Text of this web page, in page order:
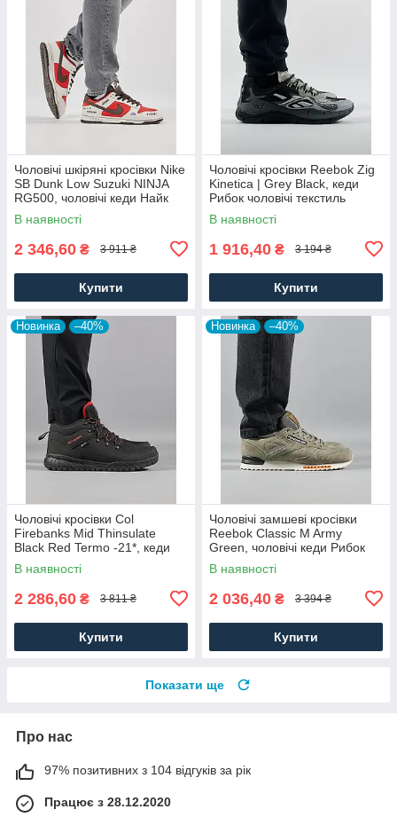
Чоловічі шкіряні кросівки Nike
SB Dunk Low Suzuki NINJA
RG500, чоловічі кеди Найк
червоні, Чоловіче взуття
В наявності
2 346,60 ₴ 3 911 ₴
Купити
Чоловічі кросівки Reebok Zig
Kinetica | Grey Black, кеди
Рибок чоловічі текстиль
нейлон сірі. Чоловіче взуття
В наявності
1 916,40 ₴ 3 194 ₴
Купити
Новинка –40%
Чоловічі кросівки Col
Firebanks Mid Thinsulate
Black Red Termo -21*, кеди
водонепрон. текстиль.
Чоловіче взуття
В наявності
2 286,60 ₴ 3 811 ₴
Купити
Новинка –40%
Чоловічі замшеві кросівки
Reebok Classic M Army
Green, чоловічі кеди Рибок
замша хакі. Чоловіче взуття
В наявності
2 036,40 ₴ 3 394 ₴
Купити
Показати ще
Про нас
97% позитивних з 104 відгуків за рік
Працює з 28.12.2020